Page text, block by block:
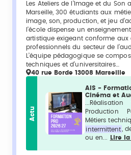
Les Ateliers de l’Image et du
Marseille, 300 étudiants aux
image, son, production, et jeu
l’école dispense un
artistique exigeant conforme aux
professionnels du secteur de
L’équipe pédagogique se
techniques et d’universitaires…
40 rue Borde 13008 Marseille
Actu
AIS -
Cinéma et
Production
Métiers
intermittent
,
ou en...
Lire